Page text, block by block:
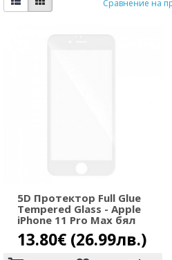
Сравнение на
5D Протектор Full Glue
Tempered Glass - Apple
iPhone 11 Pro Max бял
13.80€ (26.99лв.)